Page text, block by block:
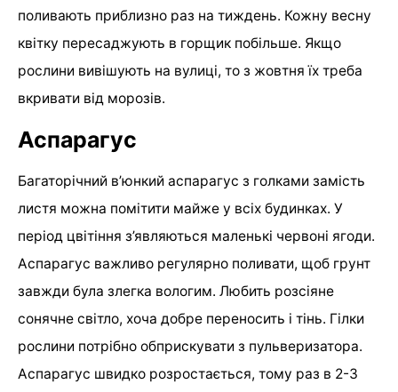
поливають приблизно раз на тиждень. Кожну весну
квітку пересаджують в горщик побільше. Якщо
рослини вивішують на вулиці, то з жовтня їх треба
вкривати від морозів.
Аспарагус
Багаторічний в’юнкий аспарагус з голками замість
листя можна помітити майже у всіх будинках. У
період цвітіння з’являються маленькі червоні ягоди.
Аспарагус важливо регулярно поливати, щоб грунт
завжди була злегка вологим. Любить розсіяне
сонячне світло, хоча добре переносить і тінь. Гілки
рослини потрібно обприскувати з пульверизатора.
Аспарагус швидко розростається, тому раз в 2-3